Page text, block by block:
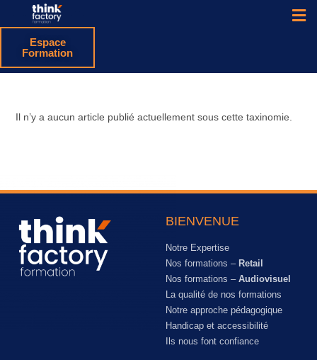
Espace
Formation
Il n’y a aucun article publié actuellement sous cette taxinomie.
BIENVENUE
Notre Expertise
Nos formations – Retail
Nos formations – Audiovisuel
La qualité de nos formations
Notre approche pédagogique
Handicap et accessibilité
Ils nous font confiance